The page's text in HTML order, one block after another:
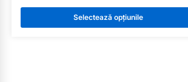
Selectează opțiunile